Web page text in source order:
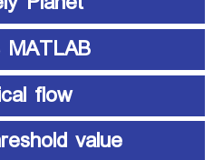
MATLAB متلب
flow
value